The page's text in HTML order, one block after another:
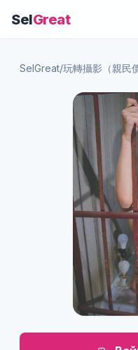
SelGreat
SelGreat/玩轉攝影（親民